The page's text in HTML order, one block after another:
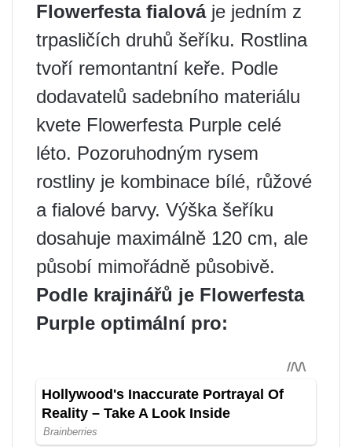
Flowerfesta fialováje jedním z
trpasličích druhů šeříku. Rostlina
tvoří remontantní keře. Podle
dodavatelů sadebního materiálu
kvete Flowerfesta Purple celé
léto. Pozoruhodným rysem
rostliny je kombinace bílé, růžové
a fialové barvy. Výška šeříku
dosahuje maximálně 120 cm, ale
působí mimořádně působivě.
Podle krajinářů je Flowerfesta
Purple optimální pro: